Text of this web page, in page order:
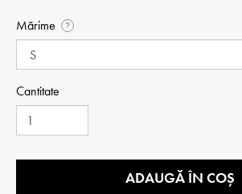
Mărime ?
Cantitate
ADAUGĂ ÎN COȘ